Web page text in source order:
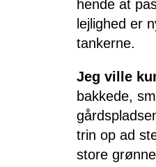
hende at
lejlighed er
tankerne.
Jeg ville
bakkede,
trin op ad
store